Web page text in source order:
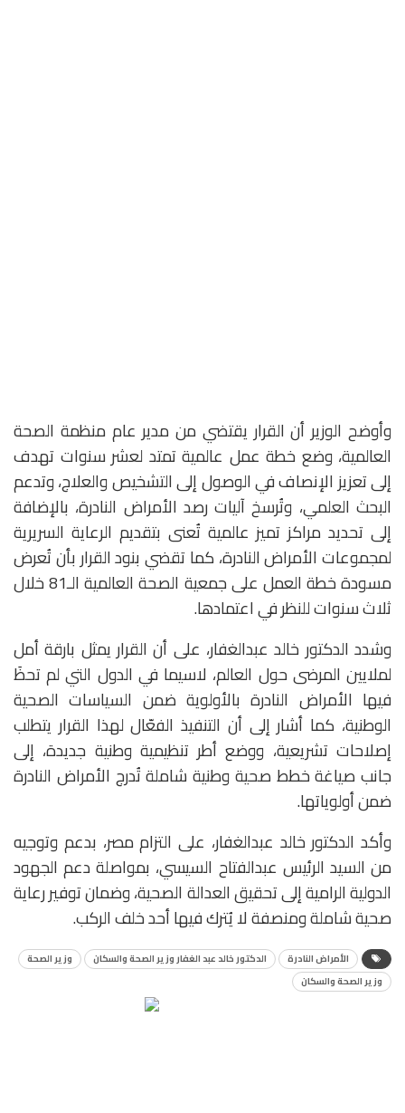
وأوضح الوزير أن القرار يقتضي من مدير عام منظمة الصحة
العالمية، وضع خطة عمل عالمية تمتد لعشر سنوات تهدف
إلى تعزيز الإنصاف في الوصول إلى التشخيص والعلاج، وتدعم
البحث العلمي، وتُرسخ آليات رصد الأمراض النادرة، بالإضافة
إلى تحديد مراكز تميز عالمية تُعنى بتقديم الرعاية السريرية
لمجموعات الأمراض النادرة، كما تقضي بنود القرار بأن تُعرض
مسودة خطة العمل على جمعية الصحة العالمية الـ81 خلال
ثلاث سنوات للنظر في اعتمادها.
وشدد الدكتور خالد عبدالغفار، على أن القرار يمثل بارقة أمل
لملايين المرضى حول العالم، لاسيما في الدول التي لم تحظَ
فيها الأمراض النادرة بالأولوية ضمن السياسات الصحية
الوطنية، كما أشار إلى أن التنفيذ الفعّال لهذا القرار يتطلب
إصلاحات تشريعية، ووضع أطر تنظيمية وطنية جديدة، إلى
جانب صياغة خطط صحية وطنية شاملة تُدرج الأمراض النادرة
ضمن أولوياتها.
وأكد الدكتور خالد عبدالغفار، على التزام مصر، بدعم وتوجيه
من السيد الرئيس عبدالفتاح السيسي، بمواصلة دعم الجهود
الدولية الرامية إلى تحقيق العدالة الصحية، وضمان توفير رعاية
صحية شاملة ومنصفة لا يُترك فيها أحد خلف الركب.
الأمراض النادرة الدكتور خالد عبد الغفار وزير الصحة والسكان
وزير الصحة
وزير الصحة والسكان